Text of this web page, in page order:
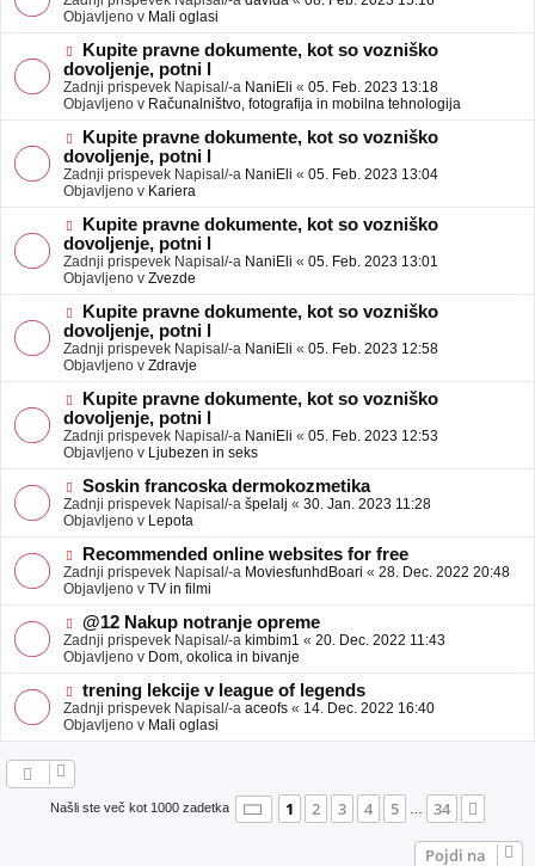
j
a
v
e
v
e
o
b
j
a
v
e
Objavljeno v Mali oglasi
N
o
v
e
o
b
a
v
e
Kupite pravne dokumente, kot so vozniško
dovoljenje, potni l
Zadnji prispevek Napisal/-a NaniEli « 05. Feb. 2023 13:18
Objavljeno v Računalništvo, fotografija in mobilna tehnologija
N
o
v
e
o
b
a
v
e
Kupite pravne dokumente, kot so vozniško
dovoljenje, potni l
Zadnji prispevek Napisal/-a NaniEli « 05. Feb. 2023 13:04
Objavljeno v Kariera
N
o
v
e
o
b
a
v
e
Kupite pravne dokumente, kot so vozniško
dovoljenje, potni l
Zadnji prispevek Napisal/-a NaniEli « 05. Feb. 2023 13:01
Objavljeno v Zvezde
N
o
v
e
o
b
a
v
e
Kupite pravne dokumente, kot so vozniško
dovoljenje, potni l
Zadnji prispevek Napisal/-a NaniEli « 05. Feb. 2023 12:58
Objavljeno v Zdravje
N
o
v
e
o
b
j
a
v
e
Kupite pravne dokumente, kot so vozniško
dovoljenje, potni l
Zadnji prispevek Napisal/-a NaniEli « 05. Feb. 2023 12:53
Objavljeno v Ljubezen in seks
N
o
v
e
o
b
j
a
v
e
Soskin francoska dermokozmetika
Zadnji prispevek Napisal/-a špelalj « 30. Jan. 2023 11:28
Objavljeno v Lepota
N
o
v
e
o
b
j
a
v
e
Recommended online websites for free
Zadnji prispevek Napisal/-a MoviesfunhdBoari « 28. Dec. 2022 20:48
Objavljeno v TV in filmi
N
o
v
e
o
b
j
a
@12 Nakup notranje opreme
Zadnji prispevek Napisal/-a kimbim1 « 20. Dec. 2022 11:43
Objavljeno v Dom, okolica in bivanje
N
o
v
e
a
trening lekcije v league of legends
Zadnji prispevek Napisal/-a aceofs « 14. Dec. 2022 16:40
Objavljeno v Mali oglasi
Našli ste več kot 1000 zadetka Stran 1od34
1 2 3 4 5 … 34
Pojdi na